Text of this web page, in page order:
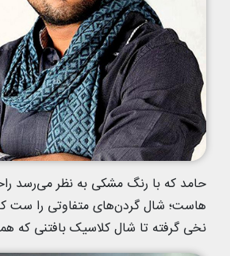
حامد که با رنگ مشکی به نظر می‌رسد
هاست؛ شال گردن‌های متفاوتی را ست
نخی گرفته تا شال کلاسیک بافتنی که